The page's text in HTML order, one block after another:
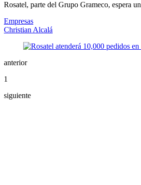
Rosatel, parte del Grupo Grameco, espera
Empresas
Christian Alcalá
anterior
1
siguiente